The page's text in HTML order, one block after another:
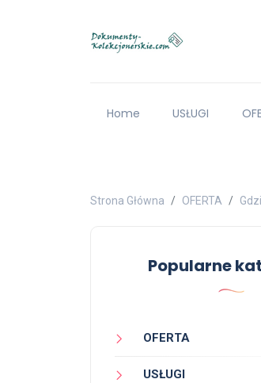
Home USŁUGI
Strona Główna OFERTA
Popularne
OFERTA
USŁUGI